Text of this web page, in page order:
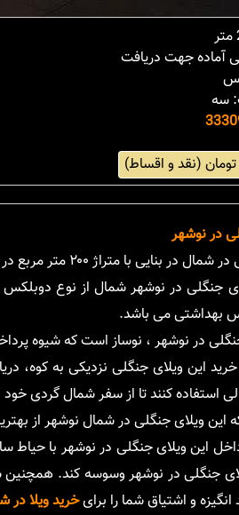
آماده جهت دریافت
سه
در نوشهر
زمینی به مساحت ۳۰۰ متر مربع در منطقه ای با آب و هوایی مدیترانه ای و بکر قرار گرفته است.
جنگلی در نوشهر شمال از نوع
بهداشتی می باشد.
در نوشهر ، نوساز است که شیوه
این ویلای جنگلی نزدیکی به کوه،
استفاده کنند تا از سفر شمال گردی خود
این ویلای جنگلی در شمال نوشهر از
این ویلای جنگلی در نوشهر با حیاط
جنگلی در نوشهر وسوسه کند.
و اشتیاق شما را برایخرید ویلا در